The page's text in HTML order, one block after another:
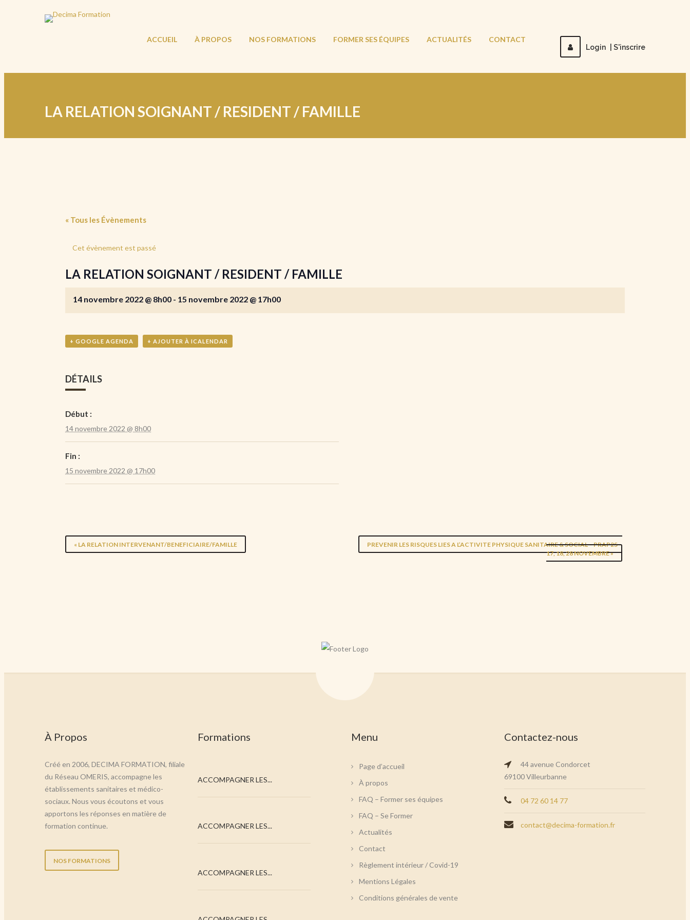
Login S'inscrire
ACCUEIL À PROPOS NOS FORMATIONS FORMER SES ÉQUIPES ACTUALITÉS CONTACT
LA RELATION SOIGNANT / RESIDENT / FAMILLE
« Tous les Évènements
Cet évènement est passé
LA RELATION SOIGNANT / RESIDENT / FAMILLE
14 novembre 2022 @ 8h00 - 15 novembre 2022 @ 17h00
+ GOOGLE AGENDA + AJOUTER À ICALENDAR
DÉTAILS
Début :
14 novembre 2022 @ 8h00
Fin :
15 novembre 2022 @ 17h00
« LA RELATION INTERVENANT/BENEFICIAIRE/FAMILLE
PREVENIR LES RISQUES LIES A L’ACTIVITE PHYSIQUE SANITAIRE & SOCIAL – PRAP2S –
17, 18, 28 NOVEMBRE»
À Propos
Créé en 2006, DECIMA FORMATION, filiale
du Réseau OMERIS, accompagne les
établissements sanitaires et médico-
sociaux. Nous vous écoutons et vous
apportons les réponses en matière de
formation continue.
NOS FORMATIONS
Formations
ACCOMPAGNER LES...
ACCOMPAGNER LES...
ACCOMPAGNER LES...
Menu
Page d’accueil
À propos
FAQ – Former ses équipes
FAQ – Se Former
Actualités
Contact
Règlement intérieur / Covid-19
Mentions Légales
Conditions générales de vente
Contactez-nous
44 avenue Condorcet
69100 Villeurbanne
04 72 60 14 77
contact@decima-formation.fr